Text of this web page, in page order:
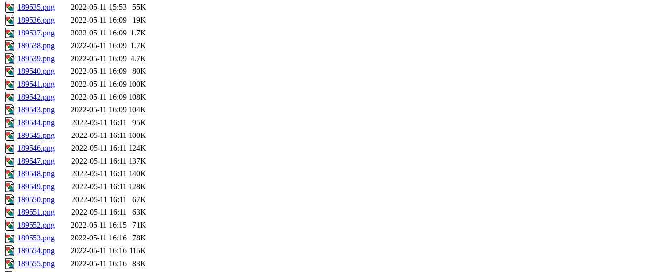
189535.png
2022-05-11 15:53
55K
189536.png
2022-05-11 16:09
19K
189537.png
2022-05-11 16:09 1.7K
189538.png
2022-05-11 16:09 1.7K
189539.png
2022-05-11 16:09 4.7K
189540.png
2022-05-11 16:09
80K
189541.png
2022-05-11 16:09 100K
189542.png
2022-05-11 16:09 108K
189543.png
2022-05-11 16:09 104K
189544.png
2022-05-11 16:11
95K
189545.png
2022-05-11 16:11 100K
189546.png
2022-05-11 16:11 124K
189547.png
2022-05-11 16:11 137K
189548.png
2022-05-11 16:11 140K
189549.png
2022-05-11 16:11 128K
189550.png
2022-05-11 16:11
67K
189551.png
2022-05-11 16:11
63K
189552.png
2022-05-11 16:15
71K
189553.png
2022-05-11 16:16
78K
189554.png
2022-05-11 16:16 115K
189555.png
2022-05-11 16:16
83K